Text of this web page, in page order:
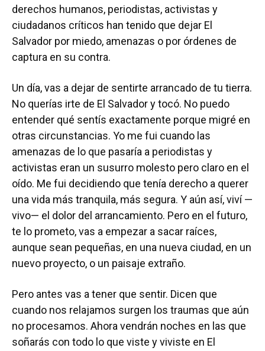
derechos humanos, periodistas, activistas y
ciudadanos críticos han tenido que dejar El
Salvador por miedo, amenazas o por órdenes de
captura en su contra.
Un día, vas a dejar de sentirte arrancado de tu tierra.
No querías irte de El Salvador y tocó. No puedo
entender qué sentís exactamente porque migré en
otras circunstancias. Yo me fui cuando las
amenazas de lo que pasaría a periodistas y
activistas eran un susurro molesto pero claro en el
oído. Me fui decidiendo que tenía derecho a querer
una vida más tranquila, más segura. Y aún así, viví —
vivo— el dolor del arrancamiento. Pero en el futuro,
te lo prometo, vas a empezar a sacar raíces,
aunque sean pequeñas, en una nueva ciudad, en un
nuevo proyecto, o un paisaje extraño.
Pero antes vas a tener que sentir. Dicen que
cuando nos relajamos surgen los traumas que aún
no procesamos. Ahora vendrán noches en las que
soñarás con todo lo que viste y viviste en El